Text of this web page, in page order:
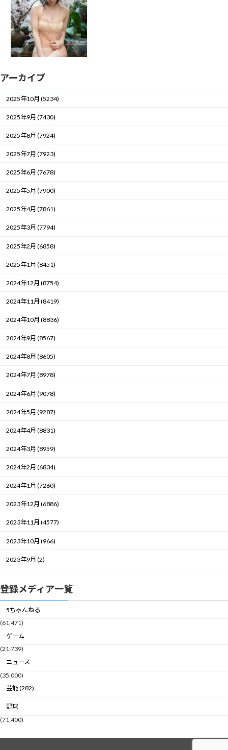
アーカイブ
2025年10月 (5234)
2025年9月 (7430)
2025年8月 (7924)
2025年7月 (7923)
2025年6月 (7678)
2025年5月 (7900)
2025年4月 (7861)
2025年3月 (7794)
2025年2月 (6858)
2025年1月 (8451)
2024年12月 (8754)
2024年11月 (8419)
2024年10月 (8836)
2024年9月 (8567)
2024年8月 (8605)
2024年7月 (8978)
2024年6月 (9078)
2024年5月 (9287)
2024年4月 (8831)
2024年3月 (8959)
2024年2月 (6834)
2024年1月 (7260)
2023年12月 (6886)
2023年11月 (4577)
2023年10月 (966)
2023年9月 (2)
登録メディア一覧
5ちゃんねる
(61,471)
ゲーム
(21,739)
ニュース
(35,000)
芸能 (282)
野球
(71,400)